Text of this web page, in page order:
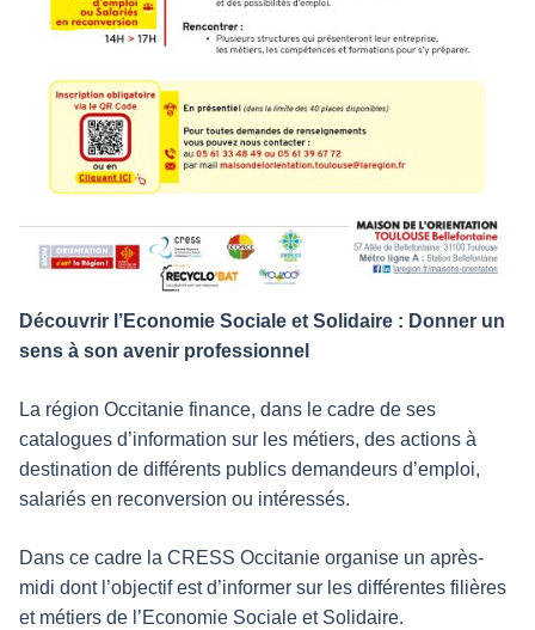
Découvrir l’Economie Sociale et Solidaire : Donner un
sens à son avenir professionnel
La région Occitanie finance, dans le cadre de ses
catalogues d’information sur les métiers, des actions à
destination de différents publics demandeurs d’emploi,
salariés en reconversion ou intéressés.
Dans ce cadre la CRESS Occitanie organise un après-
midi dont l’objectif est d’informer sur les différentes filières
et métiers de l’Economie Sociale et Solidaire.